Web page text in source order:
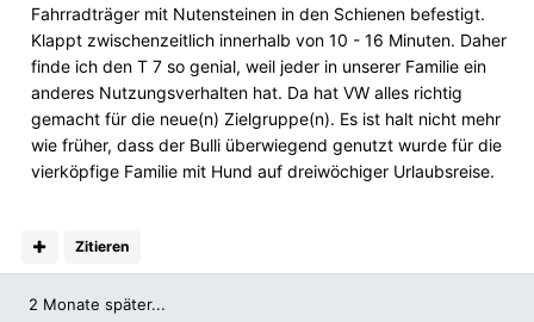
Fahrradträger mit Nutensteinen in den Schienen befestigt.
Klappt zwischenzeitlich innerhalb von 10 - 16 Minuten. Daher
finde ich den T 7 so genial, weil jeder in unserer Familie ein
anderes Nutzungsverhalten hat. Da hat VW alles richtig
gemacht für die neue(n) Zielgruppe(n). Es ist halt nicht mehr
wie früher, dass der Bulli überwiegend genutzt wurde für die
vierköpfige Familie mit Hund auf dreiwöchiger Urlaubsreise.
Zitieren
2 Monate später...